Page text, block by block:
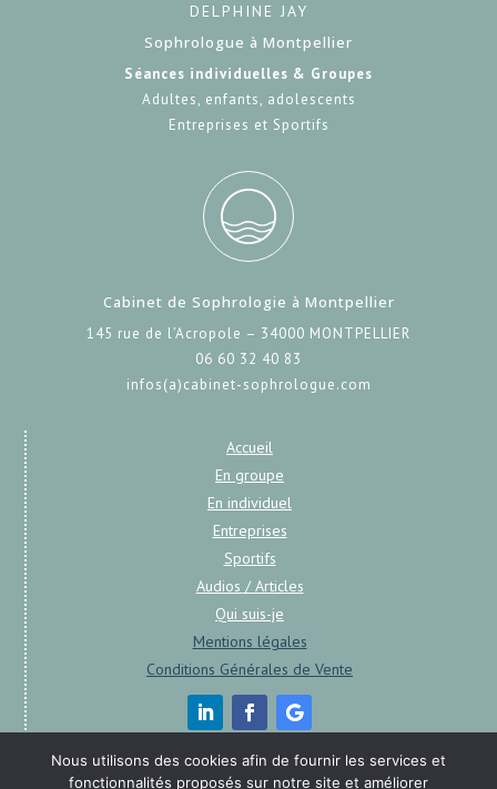
DELPHINE JAY
Sophrologue à Montpellier
Séances individuelles & Groupes
Adultes, enfants, adolescents
Entreprises et Sportifs
Cabinet de Sophrologie à Montpellier
145 rue de l’Acropole – 34000 MONTPELLIER
06 60 32 40 83
infos(a)cabinet-sophrologue.com
Accueil
En groupe
En individuel
Entreprises
Sportifs
Audios / Articles
Qui suis-je
Mentions légales
Conditions Générales de Vente
Nous utilisons des cookies afin de fournir les services et
fonctionnalités proposés sur notre site et améliorer